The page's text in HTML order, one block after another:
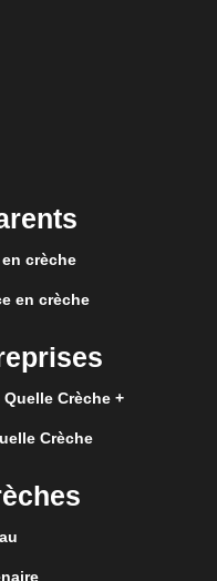
crèche
en crèche
Crèche +
Crèche